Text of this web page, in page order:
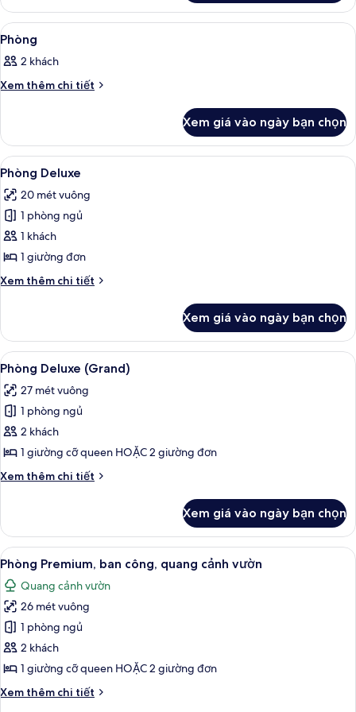
Phòng
Xem
tất
cả
ảnh
Bộ đồ giường kháng dị ứng,
12
Phòng
2 khách
Xem thêm chi tiết
Chi
Phòng
Xem giá vào ngày bạn chọn
Xem
tất
cả
ảnh
Phòng
Deluxe
Phòng Deluxe | Bộ đồ giường
4
Phòng Deluxe
20 mét vuông
1 phòng ngủ
1 khách
1 giường đơn
Xem thêm chi tiết
Chi
Phòng
Deluxe
Xem giá vào ngày bạn chọn
Xem
tất
cả
ảnh
Phòng
Deluxe
(Grand)
Phòng Deluxe (Grand) | Bộ đồ
4
Phòng Deluxe (Grand)
27 mét vuông
1 phòng ngủ
2 khách
1 giường cỡ queen HOẶC 2 giường đơn
Xem thêm chi tiết
Chi
Phòng
Deluxe
(Grand)
Xem giá vào ngày bạn chọn
Xem
tất
cả
ảnh
Phòng
Premium,
ban
quang
Bộ đồ giường kháng dị ứng,
4
Phòng Premium, ban công, quang cảnh vườn
Quang cảnh vườn
26 mét vuông
1 phòng ngủ
2 khách
1 giường cỡ queen HOẶC 2 giường đơn
Xem thêm chi tiết
Chi